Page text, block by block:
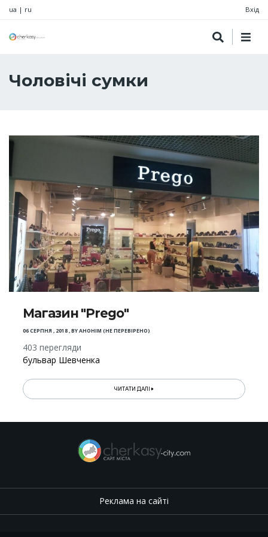
ua | ru Вхід
Чоловічі сумки
Магазин "Prego"
06 СЕРПНЯ , 2018,BYАНОНІМ (НЕ ПЕРЕВІРЕНО)
403 перегляди
бульвар Шевченка
ЧИТАТИ ДАЛІ
Реклама на сайті